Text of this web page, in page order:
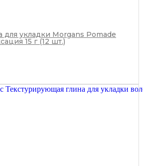
укладки Morgans Pomade
15 г (12 шт.)